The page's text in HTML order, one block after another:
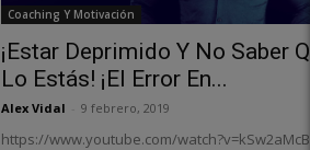
Coaching Y Motivación
¡Estar Deprimido Y No Saber
Lo Estás! ¡El Error En...
Alex Vidal 9 febrero, 2019
https://www.youtube.com/